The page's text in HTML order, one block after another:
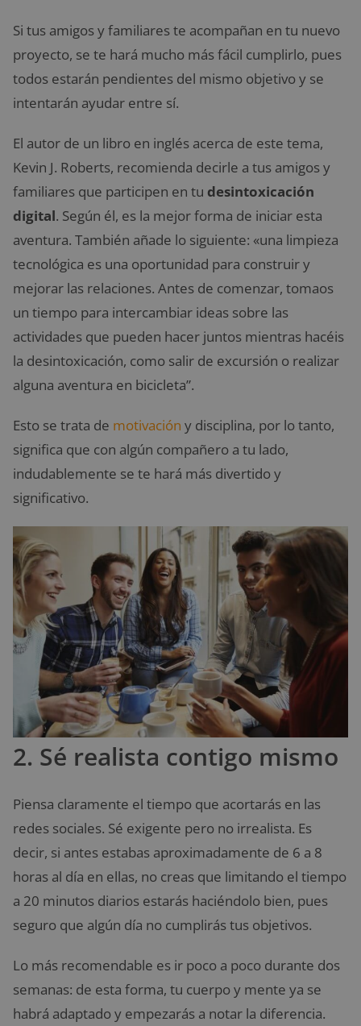
Si tus amigos y familiares te acompañan en tu nuevo
proyecto, se te hará mucho más fácil cumplirlo, pues
todos estarán pendientes del mismo objetivo y se
intentarán ayudar entre sí.
El autor de un libro en inglés acerca de este tema,
Kevin J. Roberts, recomienda decirle a tus amigos y
familiares que participen en tu desintoxicación
digital. Según él, es la mejor forma de iniciar esta
aventura. También añade lo siguiente: «una limpieza
tecnológica es una oportunidad para construir y
mejorar las relaciones. Antes de comenzar, tomaos
un tiempo para intercambiar ideas sobre las
actividades que pueden hacer juntos mientras hacéis
la desintoxicación, como salir de excursión o realizar
alguna aventura en bicicleta”.
Esto se trata de motivación y disciplina, por lo tanto,
significa que con algún compañero a tu lado,
indudablemente se te hará más divertido y
significativo.
2. Sé realista contigo mismo
Piensa claramente el tiempo que acortarás en las
redes sociales. Sé exigente pero no irrealista. Es
decir, si antes estabas aproximadamente de 6 a 8
horas al día en ellas, no creas que limitando el tiempo
a 20 minutos diarios estarás haciéndolo bien, pues
seguro que algún día no cumplirás tus objetivos.
Lo más recomendable es ir poco a poco durante dos
semanas: de esta forma, tu cuerpo y mente ya se
habrá adaptado y empezarás a notar la diferencia.